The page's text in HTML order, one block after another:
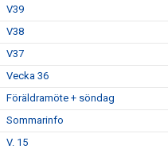
V39
V38
V37
Vecka 36
Föräldramöte + söndag
Sommarinfo
V. 15